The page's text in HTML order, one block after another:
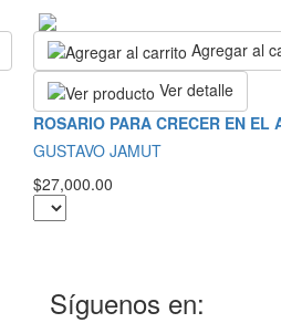
Agregar al
Ver detalle
ROSARIO PARA CRECER EN EL
GUSTAVO JAMUT
$27,000.00
Síguenos en: